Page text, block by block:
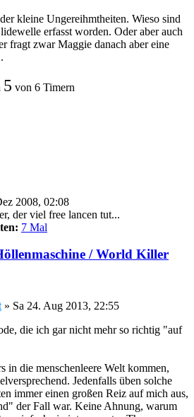
kleine Ungereihmtheiten. Wieso sind
erfasst worden. Oder aber auch
fragt zwar Maggie danach aber eine
5 von 6 Timern
2008, 02:08
der viel free lancen tut...
7 Mal
/ World Killer
» Sa 24. Aug 2013, 22:55
die ich gar nicht mehr so richtig "auf
in die menschenleere Welt kommen,
Jedenfalls üben solche
immer einen großen Reiz auf mich aus,
der Fall war. Keine Ahnung, warum